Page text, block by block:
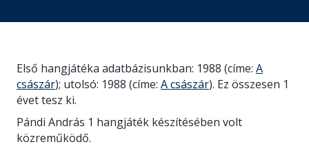
Első hangjátéka adatbázisunkban: 1988 (címe: A
császár); utolsó: 1988 (címe: A császár). Ez összesen 1
évet tesz ki.
Pándi András 1 hangjáték készítésében volt
közreműködő.